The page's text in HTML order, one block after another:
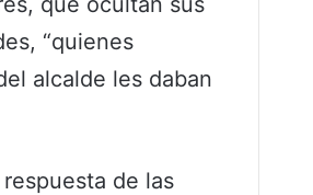
“quienes
alcalde les daban
de las